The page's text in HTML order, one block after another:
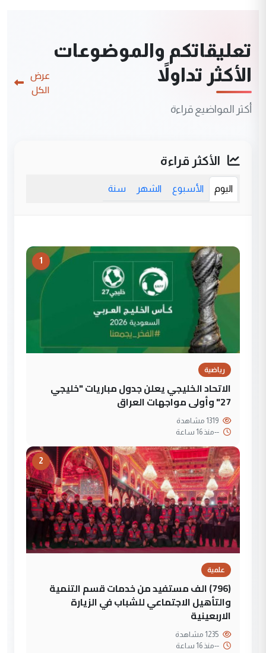
تعليقاتكم والموضوعات
الأكثر تداولاً
أكثر المواضيع قراءة
عرض
الكل
الأكثر قراءة
اليوم الأسبوع الشهر سنة
1
رياضية
الاتحاد الخليجي يعلن جدول مباريات "خليجي
27" وأولى مواجهات العراق
--منذ 16 ساعة
2
علمية
(796) الف مستفيد من خدمات قسم التنمية
والتأهيل الاجتماعي للشباب في الزيارة
الاربعينية
--منذ 16 ساعة